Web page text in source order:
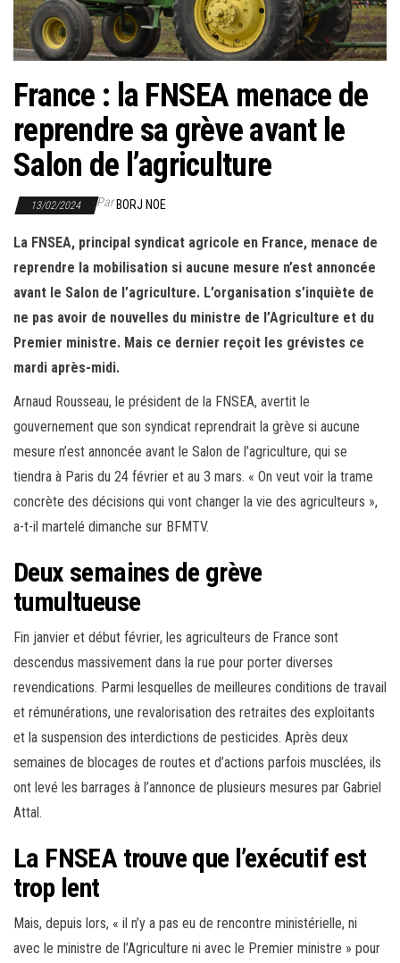
l
a
a
i
o
n
France : la FNSEA menace de
reprendre sa grève avant le
Salon de l’agriculture
13/02/2024 ParBORJ NOE
La FNSEA, principal syndicat agricole en France, menace de
reprendre la mobilisation si aucune mesure n’est annoncée
avant le Salon de l’agriculture. L’organisation s’inquiète de
ne pas avoir de nouvelles du ministre de l’Agriculture et du
Premier ministre. Mais ce dernier reçoit les grévistes ce
mardi après-midi.
Arnaud Rousseau, le président de la FNSEA, avertit le
gouvernement que son syndicat reprendrait la grève si aucune
mesure n’est annoncée avant le Salon de l’agriculture, qui se
tiendra à Paris du 24 février et au 3 mars. « On veut voir la trame
concrète des décisions qui vont changer la vie des agriculteurs »,
a-t-il martelé dimanche sur BFMTV.
Deux semaines de grève
tumultueuse
Fin janvier et début février, les agriculteurs de France sont
descendus massivement dans la rue pour porter diverses
revendications. Parmi lesquelles de meilleures conditions de travail
et rémunérations, une revalorisation des retraites des exploitants
et la suspension des interdictions de pesticides. Après deux
semaines de blocages de routes et d’actions parfois musclées, ils
ont levé les barrages à l’annonce de plusieurs mesures par Gabriel
Attal.
La FNSEA trouve que l’exécutif est
trop lent
Mais, depuis lors, « il n’y a pas eu de rencontre ministérielle, ni
avec le ministre de l’Agriculture ni avec le Premier ministre » pour